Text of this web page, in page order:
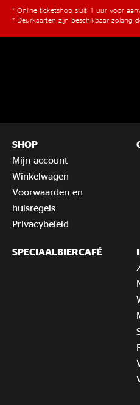
* Online ticketshop sluit 1 uur voor
* Deurkaarten zijn beschikbaar zolang
SHOP
Mijn account
Winkelwagen
Voorwaarden en
huisregels
Privacybeleid
SPECIAALBIERCAFÉ